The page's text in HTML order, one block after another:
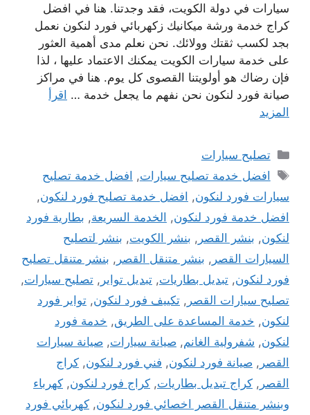
سيارات في دولة الكويت، فقد وجدتنا. هنا في افضل
كراج خدمة ورشة ميكانيك زكهربائي فورد لنكون نعمل
بجد لكسب ثقتك وولائك. نحن نعلم مدى أهمية العثور
على خدمة سيارات الكويت يمكنك الاعتماد عليها ، لذا
فإن رضاك ​​هو أولويتنا القصوى كل يوم. هنا في مراكز
صيانة فورد لنكون نحن نفهم ما يجعل خدمة … اقرأ
المزيد
التصنيفات
تصليح سيارات
الوسوم
افضل خدمة تصليح سيارات, افضل خدمة تصليح
سيارات فورد لنكون, افضل خدمة تصليح فورد لنكون,
افضل خدمة فورد لنكون, الخدمة السريعة, بطارية فورد
لنكون, بنشر القصر , بنشر الكويت, بنشر لتصليح
السيارات القصر , بنشر متنقل القصر , بنشر متنقل تصليح
فورد لنكون, تبديل بطاريات, تبديل تواير , تصليح سيارات,
تصليح سيارات القصر , تكييف فورد لنكون, تواير فورد
لنكون, خدمة المساعدة على الطريق, خدمة فورد
لنكون, شفرولية الغانم, صيانة سيارات, صيانة سيارات
القصر , صيانة فورد لنكون, فني فورد لنكون, كراج
القصر , كراج تبديل بطاريات, كراج فورد لنكون, كهرباء
وبنشر متنقل القصر اخصائي فورد لنكون, كهربائي فورد